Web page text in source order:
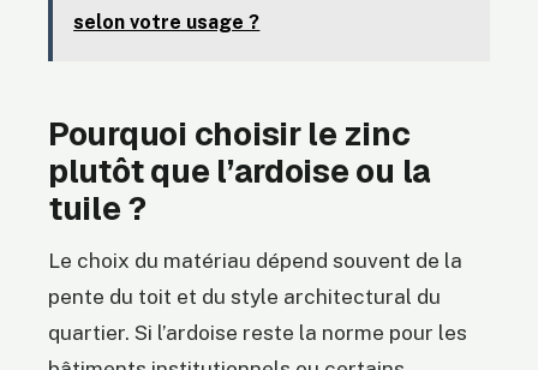
selon votre usage ?
Pourquoi choisir le zinc
plutôt que l’ardoise ou la
tuile ?
Le choix du matériau dépend souvent de la
pente du toit et du style architectural du
quartier. Si l’ardoise reste la norme pour les